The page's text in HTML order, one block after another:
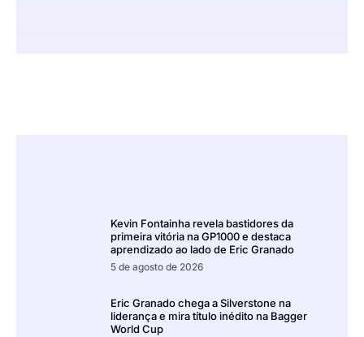
Kevin Fontainha revela bastidores da
primeira vitória na GP1000 e destaca
aprendizado ao lado de Eric Granado
5 de agosto de 2026
Eric Granado chega a Silverstone na
liderança e mira título inédito na Bagger
World Cup